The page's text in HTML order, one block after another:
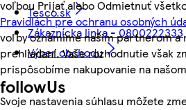
voľbou Prijať alebo Odmietnuť
Pravidlách pre ochranu osobných
voľby oznámime našim partnerom a
prehliadaní. Vaše rozhodnutie však
prispôsobíme nakupovanie na
Svoje nastavenia súhlasu môžete
Tesco.sk
Zákaznícka linka - 0800222333
Výber obchodu
followUs